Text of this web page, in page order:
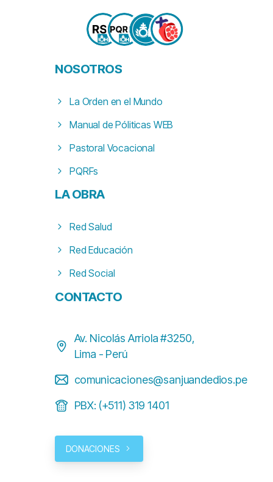
NOSOTROS
La Orden en el Mundo
Manual de Póliticas WEB
Pastoral Vocacional
PQRFs
LAOBRA
Red Salud
Red Educación
Red Social
CONTACTO
Av. Nicolás Arriola #3250,
Lima - Perú
comunicaciones@sanjuandedios.pe
PBX: (+511) 319 1401
DONACIONES